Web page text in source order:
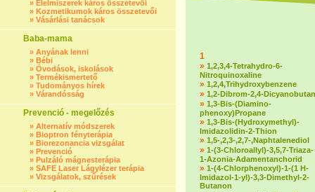
» Élelmiszerek káros összetevői
» Kozmetikumok káros összetevői
» Vásárlási tanácsok
Baba-mama
» Anyának lenni
» Bébi
» Óvodások, iskolások
» Termékismertető
» Tudományos hírek
» Várandósság
Prevenció - megelőzés
» Alternatív módszerek
» Bioptron fényterápia
» Biorezonancia vizsgálat
» Prevenció
» Pulzáló mágnesterápia
» SAFE Laser Lágylézer terápia
» Vizsgálatok, szűrések
1
» 1,2,3,4-Tetrahydro-6-
Nitroquinoxaline
» 1,2,4,Trihydroxybenzene
» 1,2-Dibrom-2,4-Dicyanobutan
» 1,3-Bis-(Diamino-
phenoxy)Propane
» 1,3-Bis-(Hydroxymethyl)-
Imidazolidin-2-Thion
» 1,5-,2,3-,2,7-,Naphtalenediol
» 1-(3-Chloroallyl)-3,5,7-Triaza-
1-Azonia-Adamentanchorid
» 1-(4-Chlorphenoxyl)-1-(1 H-
Imidazol-1-yl)-3,3-Dimethyl-2-
Butanon